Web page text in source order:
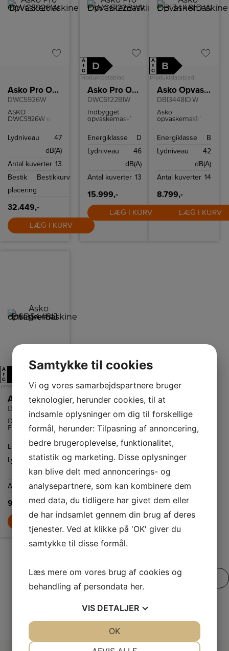
Asko Pro Opvaskemaskine
DWC5926W
ASKO
DWC5926W er en
med fleksible
kuverter og 13
Turbo Drying
sikkert, lavt
lydniveau og
forberedt til
autodosering.
Robust
konstruktion til
daglig drift.
Lydniveau
47
dB(A)
Antal kuverter 13
Bestik
placering
Bestikkurv
32.449,-
LÆG I KURV
A
↑
G
D
Produktdatablad
Asko Pro Opvaskemaskine
DWC6122BIW
Indbygget
opvaskemaskine
Steel™-
rustfrit stål,
overkurv og 35-
hurtigprogram.
Energiklasse
D
Lydniveau
46
dB(A)
Antal kuverter 13
15.999,-
LÆG I KURV
A
↑
G
B
Produktdatablad
Asko Opvaskemaskine
DBI3448ID.W
Asko
opvaskemaskine
Aqua Level™
fleksibelt
Opvaskemaskinen
kuverter.
Energiklasse
B
Lydniveau
42
dB(A)
Antal kuverter 14
8.799,-
LÆG I KURV
A
↑
G
Produktdatablad
Asko Integrerbar opvaskemaskine
DSD5448IJ
Det unikke
Flexiracks™-
system består af
robuste
nylonbelagte
stålkurve, der
nemt kan
justeres til
forskellige højder,
alt efter hvad du
skal vaske. Asko
mest fleksible
kurvesystem,
som naturligvis
er designet efter
dit behov for at
kunne fylde så
mange fade som
muligt i
Energiklasse
A
Lydniveau
42
dB(A)
Antal kuverter 14
9.999,-
SE VORES FULDE UDVALG
Samtykke til cookies
Vi og vores samarbejdspartnere bruger
teknologier, herunder cookies, til at
indsamle oplysninger om dig til forskellige
formål, herunder: Tilpasning af annoncering,
bedre brugeroplevelse, funktionalitet,
statistik og marketing. Disse oplysninger
kan blive delt med annoncerings- og
analysepartnere, som kan kombinere dem
med data, du tidligere har givet dem eller
de har indsamlet gennem din brug af deres
tjenester. Ved at klikke på 'OK' giver du
samtykke til disse formål.
Læs mere om vores brug af cookies og
behandling af persondata her.
VIS DETALJER
OK